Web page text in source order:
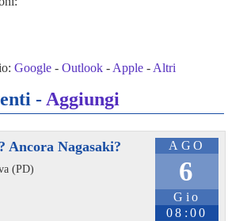
Google- Outlook- Apple- Altri
- Aggiungi
AGO
6
Gio
08:00
Ancora Nagasaki?
(PD)